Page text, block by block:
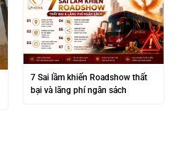
7 Sai lầm khiến Roadshow thất
bại và lãng phí ngân sách